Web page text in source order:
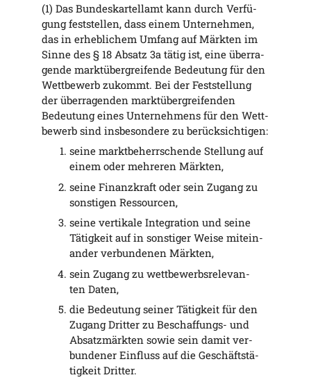
(1) Das Bun­des­kar­tell­amt kann durch Ver­fü­
gung fest­stel­len, dass einem Unter­neh­men,
das in erheb­li­chem Umfang auf Märk­ten im
Sin­ne des § 18 Absatz 3a tätig ist, eine über­ra­
gen­de markt­über­grei­fen­de Bedeu­tung für den
Wett­be­werb zukommt. Bei der Fest­stel­lung
der über­ra­gen­den markt­über­grei­fen­den
Bedeu­tung eines Unter­neh­mens für den Wett­
be­werb sind ins­be­son­de­re zu berücksichtigen:
sei­ne markt­be­herr­schen­de Stel­lung auf
einem oder meh­re­ren Märkten,
sei­ne Finanz­kraft oder sein Zugang zu
sons­ti­gen Ressourcen,
sei­ne ver­ti­ka­le Inte­gra­ti­on und sei­ne
Tätig­keit auf in sons­ti­ger Wei­se mit­ein­
an­der ver­bun­de­nen Märkten,
sein Zugang zu wett­be­werbs­re­le­van­
ten Daten,
die Bedeu­tung sei­ner Tätig­keit für den
Zugang Drit­ter zu Beschaf­fungs- und
Absatz­märk­ten sowie sein damit ver­
bun­de­ner Ein­fluss auf die Geschäfts­tä­
tig­keit Dritter.